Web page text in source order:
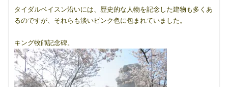
タイダルベイスン沿いには、歴史的な人物を記念した建物も多くあ
るのですが、それらも淡いピンク色に包まれていました。
キング牧師記念碑。